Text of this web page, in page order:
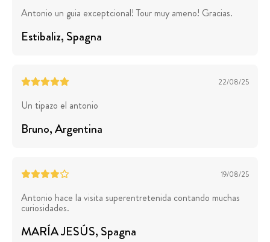
Antonio un guia exceptcional! Tour muy ameno! Gracias.
Estibaliz, Spagna
22/08/25
Un tipazo el antonio
Bruno, Argentina
19/08/25
Antonio hace la visita superentretenida contando muchas
curiosidades.
MARÍA JESÚS, Spagna